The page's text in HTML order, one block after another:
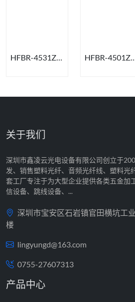
HFBR-4531Z/4533Z塑料光纤 HFBR-4501Z/
关于我们
深圳市鑫凌云光电设备有限公司创立于
发、销售塑料光纤、音频光纤线、塑料光
套工厂专注于为大型企业提供各类五金加
信设备、跳线设备、...
深圳市宝安区石岩镇官田横坑工
楼
lingyungd@163.com
0755-27607313
产品中心